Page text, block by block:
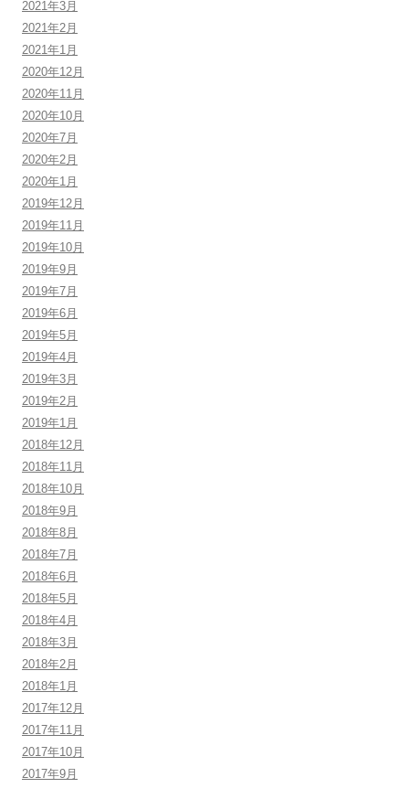
2021年3月
2021年2月
2021年1月
2020年12月
2020年11月
2020年10月
2020年7月
2020年2月
2020年1月
2019年12月
2019年11月
2019年10月
2019年9月
2019年7月
2019年6月
2019年5月
2019年4月
2019年3月
2019年2月
2019年1月
2018年12月
2018年11月
2018年10月
2018年9月
2018年8月
2018年7月
2018年6月
2018年5月
2018年4月
2018年3月
2018年2月
2018年1月
2017年12月
2017年11月
2017年10月
2017年9月